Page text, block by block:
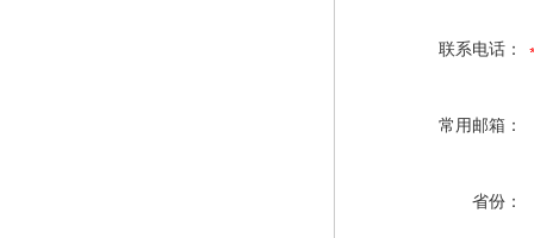
联系电话：
常用邮箱：
省份：